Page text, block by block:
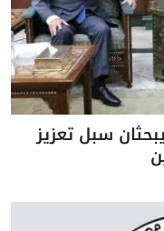
سبل تعزيز